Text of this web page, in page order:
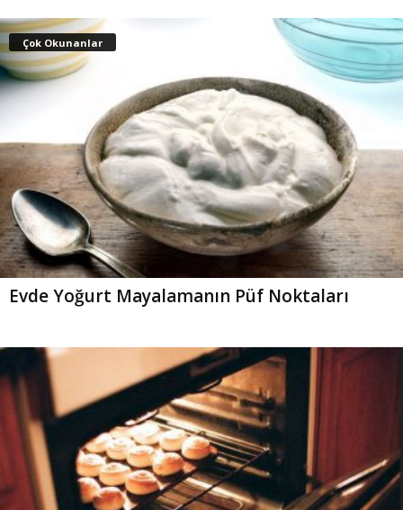
Çok Okunanlar
Evde Yoğurt Mayalamanın Püf Noktaları